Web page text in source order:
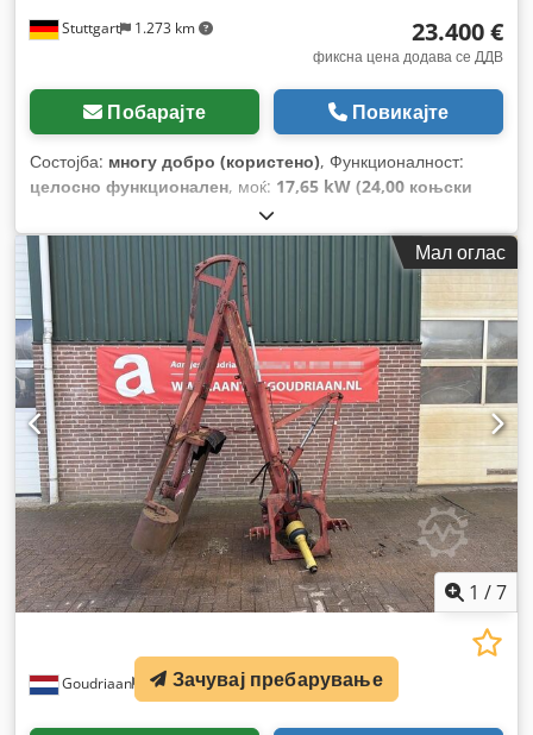
Stuttgart 1.273 km 23.400 €
фиксна цена додава се ДДВ
Побарајте Повикајте
Состојба: многу добро (користено), Функционалност:
целосно функционален, моќ: 17,65 kW (24,00 коњски
хибриден
работни часови:163 h,
Мал оглас
1 /7
Goudriaan 1.713 km
Зачувај пребарување